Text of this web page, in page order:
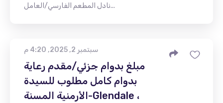
نادل المطعم الفارسي/العامل...
سبتمبر 2, 2025, 4:20 م
مبلغ بدوام جزئي/مقدم رعاية
بدوام كامل مطلوب للسيدة
الأرمنية المسنة-Glendale ،